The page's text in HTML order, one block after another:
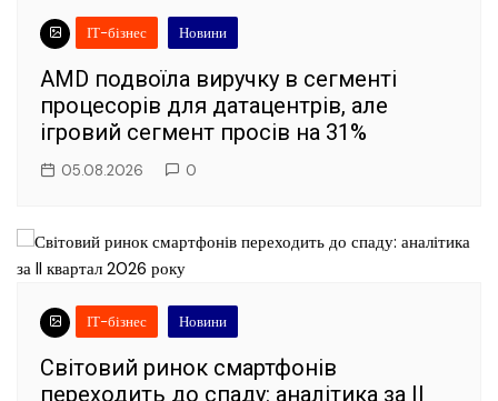
ІТ-бізнес Новини
AMD подвоїла виручку в сегменті
процесорів для датацентрів, але
ігровий сегмент просів на 31%
05.08.2026 0
ІТ-бізнес Новини
Світовий ринок смартфонів
переходить до спаду: аналітика за II